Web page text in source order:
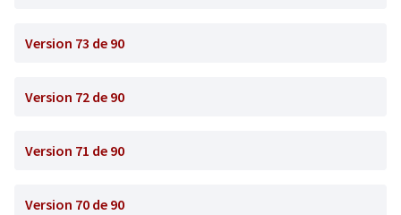
Version 73 de 90
Version 72 de 90
Version 71 de 90
Version 70 de 90